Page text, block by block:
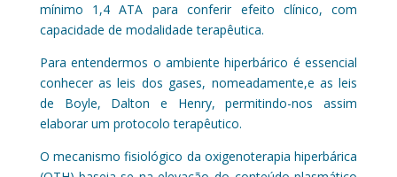
mínimo 1,4 ATA para conferir efeito clínico, com
capacidade de modalidade terapêutica.
Para entendermos o ambiente hiperbárico é essencial
conhecer as leis dos gases, nomeadamente,e as leis
de Boyle, Dalton e Henry, permitindo-nos assim
elaborar um protocolo terapêutico.
O mecanismo fisiológico da oxigenoterapia hiperbárica